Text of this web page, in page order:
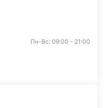
Пн-Вс: 09:00 - 21:00